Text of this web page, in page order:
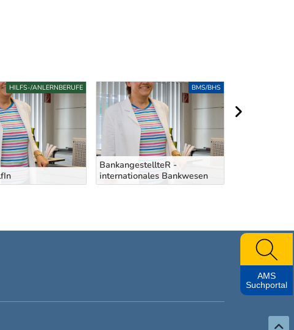
HILFS-/ANLERNBERUFE
BankangestellteR -
internationales Bankwesen
BMS/BHS
AMS
Suchportal